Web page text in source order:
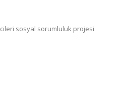
sosyal sorumluluk projesi